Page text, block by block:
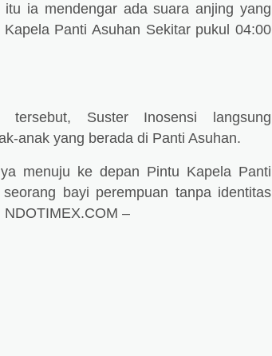
ia mendengar ada suara anjing yang
Panti Asuhan Sekitar pukul 04:00
tersebut, Suster Inosensi langsung
anak yang berada di Panti Asuhan.
menuju ke depan Pintu Kapela Panti
bayi perempuan tanpa identitas
NDOTIMEX.COM –